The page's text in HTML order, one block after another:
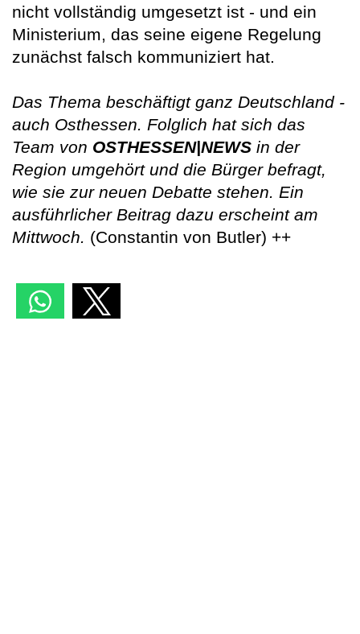
nicht vollständig umgesetzt ist - und ein
Ministerium, das seine eigene Regelung
zunächst falsch kommuniziert hat.
Das Thema beschäftigt ganz Deutschland -
auch Osthessen. Folglich hat sich das
Team von OSTHESSEN|NEWS in der
Region umgehört und die Bürger befragt,
wie sie zur neuen Debatte stehen. Ein
ausführlicher Beitrag dazu erscheint am
Mittwoch. (Constantin von Butler) ++